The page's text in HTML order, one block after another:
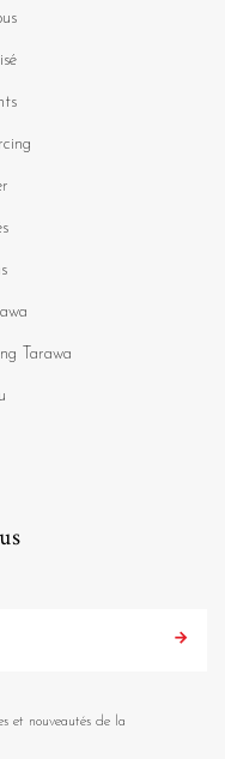
Tarawa
et nouveautés de la